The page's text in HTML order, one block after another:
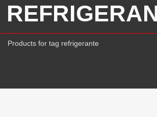
Products for tag refrigerante